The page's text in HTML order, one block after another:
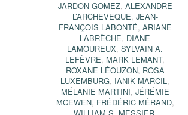
JARDON-GOMEZ, ALEXANDRE
L’ARCHEVÊQUE, JEAN-
FRANÇOIS LABONTÉ, ARIANE
LABRÈCHE, DIANE
LAMOUREUX,SYLVAIN A.
LEFÈVRE, MARK LEMANT,
ROXANE LÉOUZON, ROSA
LUXEMBURG, IANIK MARCIL,
MÉLANIE MARTINI, JÉRÉMIE
MCEWEN, FRÉDÉRIC MÉRAND,